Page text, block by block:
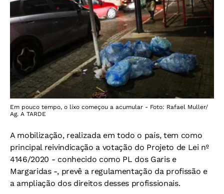
Em pouco tempo, o lixo começou a acumular - Foto: Rafael Muller/
Ag. A TARDE
A mobilização, realizada em todo o país, tem como
principal reivindicação a votação do Projeto de Lei nº
4146/2020 - conhecido como PL dos Garis e
Margaridas -, prevê a regulamentação da profissão e
a ampliação dos direitos desses profissionais.